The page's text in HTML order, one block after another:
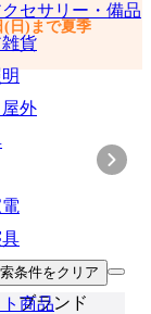
セサリー・備品
貨
外
商品
(日)まで夏季
条件をクリア
ブランド